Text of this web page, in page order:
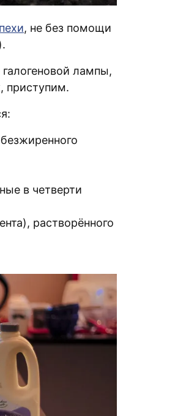
, не без помощи
лампы,
приступим.
в четверти
растворённого